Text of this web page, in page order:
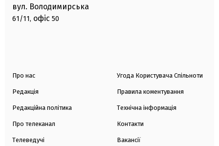
вул. Володимирська
61/11, офіс 50
Про нас
Редакція
Редакційна політика
Про телеканал
Телеведучі
Угода Користувача Спільноти
Правила коментування
Технічна інформація
Контакти
Вакансії